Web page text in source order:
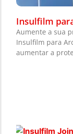
Insulfilm
Aumente a sua
Insulfilm para
aumentar a